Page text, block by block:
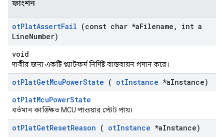
ফাংশন
otPlatAssertFail (const char *aFilename ,
int a
LineNumber)
void
দাবীর জন্য একটি প্ল্যাটফর্ম নির্দিষ্ট বাস্তবায়ন প্রদান করে।
otPlatGetMcuPowerState ( otInstance *aInstance)
otPlatMcuPowerState
বর্তমান কাঙ্ক্ষিত MCU পাওয়ার স্টেট পায়।
otPlatGetResetReason ( otInstance *aInstance)